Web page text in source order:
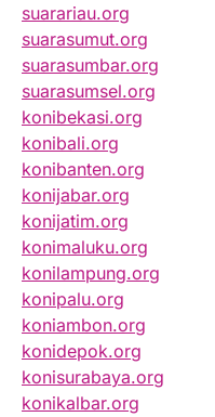
suarariau.org
suarasumut.org
suarasumbar.org
suarasumsel.org
konibekasi.org
konibali.org
konibanten.org
konijabar.org
konijatim.org
konimaluku.org
konilampung.org
konipalu.org
koniambon.org
konidepok.org
konisurabaya.org
konikalbar.org